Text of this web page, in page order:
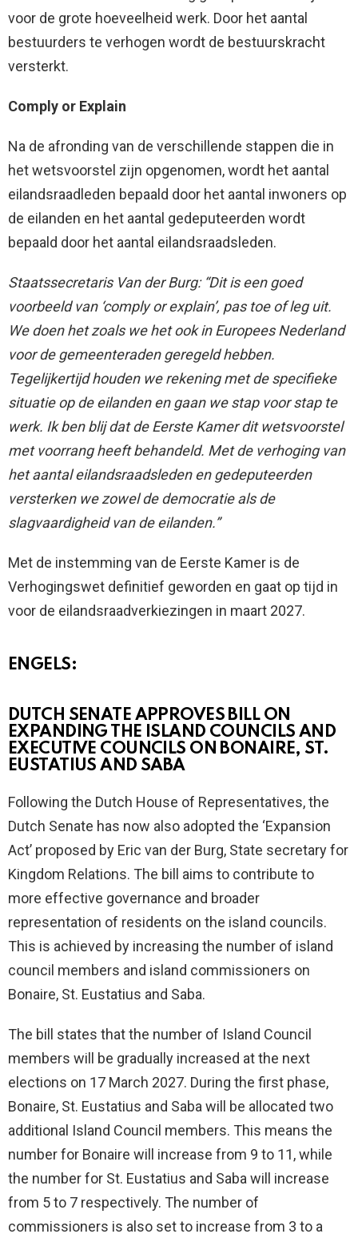
voor de grote hoeveelheid werk. Door het aantal
bestuurders te verhogen wordt de bestuurskracht
versterkt.
Comply or Explain
Na de afronding van de verschillende stappen die in
het wetsvoorstel zijn opgenomen, wordt het aantal
eilandsraadleden bepaald door het aantal inwoners op
de eilanden en het aantal gedeputeerden wordt
bepaald door het aantal eilandsraadsleden.
Staatssecretaris Van der Burg: “Dit is een goed
voorbeeld van ‘comply or explain’, pas toe of leg uit.
We doen het zoals we het ook in Europees Nederland
voor de gemeenteraden geregeld hebben.
Tegelijkertijd houden we rekening met de specifieke
situatie op de eilanden en gaan we stap voor stap te
werk. Ik ben blij dat de Eerste Kamer dit wetsvoorstel
met voorrang heeft behandeld. Met de verhoging van
het aantal eilandsraadsleden en gedeputeerden
versterken we zowel de democratie als de
slagvaardigheid van de eilanden.”
Met de instemming van de Eerste Kamer is de
Verhogingswet definitief geworden en gaat op tijd in
voor de eilandsraadverkiezingen in maart 2027.
ENGELS:
DUTCH SENATE APPROVES BILL ON
EXPANDING THE ISLAND COUNCILS AND
EXECUTIVE COUNCILS ON BONAIRE, ST.
EUSTATIUS AND SABA
Following the Dutch House of Representatives, the
Dutch Senate has now also adopted the ‘Expansion
Act’ proposed by Eric van der Burg, State secretary for
Kingdom Relations. The bill aims to contribute to
more effective governance and broader
representation of residents on the island councils.
This is achieved by increasing the number of island
council members and island commissioners on
Bonaire, St. Eustatius and Saba.
The bill states that the number of Island Council
members will be gradually increased at the next
elections on 17 March 2027. During the first phase,
Bonaire, St. Eustatius and Saba will be allocated two
additional Island Council members. This means the
number for Bonaire will increase from 9 to 11, while
the number for St. Eustatius and Saba will increase
from 5 to 7 respectively. The number of
commissioners is also set to increase from 3 to a